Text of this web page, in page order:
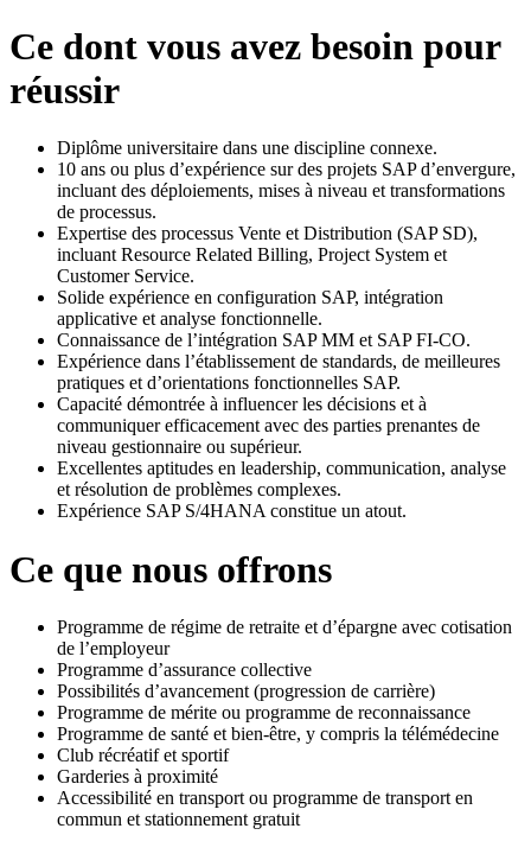
Ce dont vous avez besoin pour
réussir
Diplôme universitaire dans une discipline connexe.
10 ans ou plus d’expérience sur des projets SAP d’envergure,
incluant des déploiements, mises à niveau et transformations
de processus.
Expertise des processus Vente et Distribution (SAP SD),
incluant Resource Related Billing, Project System et
Customer Service.
Solide expérience en configuration SAP, intégration
applicative et analyse fonctionnelle.
Connaissance de l’intégration SAP MM et SAP FI-CO.
Expérience dans l’établissement de standards, de meilleures
pratiques et d’orientations fonctionnelles SAP.
Capacité démontrée à influencer les décisions et à
communiquer efficacement avec des parties prenantes de
niveau gestionnaire ou supérieur.
Excellentes aptitudes en leadership, communication, analyse
et résolution de problèmes complexes.
Expérience SAP S/4HANA constitue un atout.
Ce que nous offrons
Programme de régime de retraite et d’épargne avec cotisation
de l’employeur
Programme d’assurance collective
Possibilités d’avancement (progression de carrière)
Programme de mérite ou programme de reconnaissance
Programme de santé et bien-être, y compris la télémédecine
Club récréatif et sportif
Garderies à proximité
Accessibilité en transport ou programme de transport en
commun et stationnement gratuit